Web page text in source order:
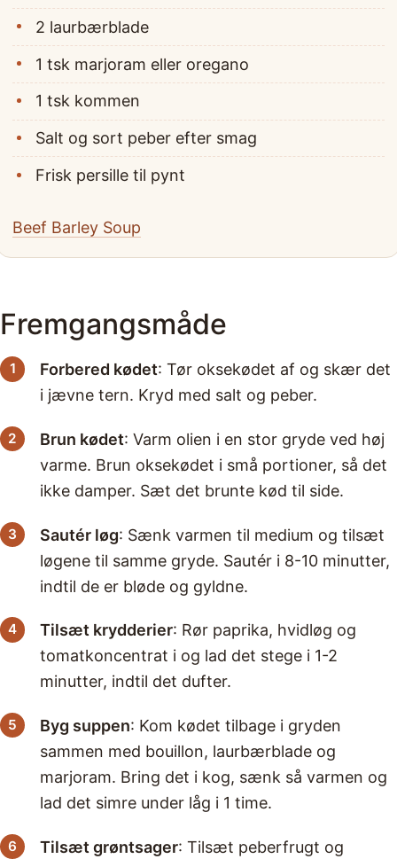
2 laurbærblade
1 tsk marjoram eller oregano
1 tsk kommen
Salt og sort peber efter smag
Frisk persille til pynt
Beef Barley Soup
Fremgangsmåde
Forbered kødet: Tør oksekødet af og skær det
i jævne tern. Kryd med salt og peber.
Brun kødet: Varm olien i en stor gryde ved høj
varme. Brun oksekødet i små portioner, så det
ikke damper. Sæt det brunte kød til side.
Sautér løg: Sænk varmen til medium og tilsæt
løgene til samme gryde. Sautér i 8-10 minutter,
indtil de er bløde og gyldne.
Tilsæt krydderier: Rør paprika, hvidløg og
tomatkoncentrat i og lad det stege i 1-2
minutter, indtil det dufter.
Byg suppen: Kom kødet tilbage i gryden
sammen med bouillon, laurbærblade og
marjoram. Bring det i kog, sænk så varmen og
lad det simre under låg i 1 time.
Tilsæt grøntsager: Tilsæt peberfrugt og